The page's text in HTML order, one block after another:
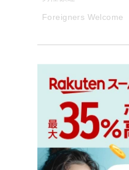
Foreigners Welcome